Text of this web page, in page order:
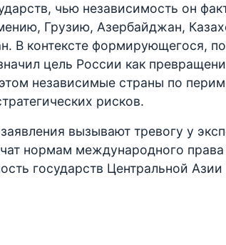
чью независимость он
Грузию, Азербайджан,
В контексте формирующегося,
цель России как
независимые страны по
рисков.
вызывают тревогу у
нормам международного права
государств Центральной Азии